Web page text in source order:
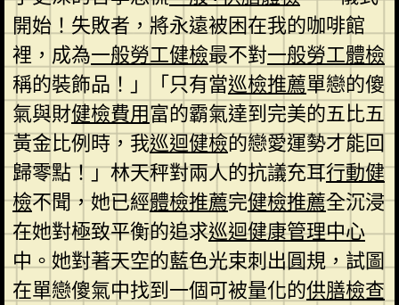
開始！失敗者，將永遠被困在我的咖啡館
裡，成為一般勞工健檢最不對一般勞工體檢
稱的裝飾品！」「只有當巡檢推薦單戀的傻
氣與財健檢費用富的霸氣達到完美的五比五
黃金比例時，我巡迴健檢的戀愛運勢才能回
歸零點！」林天秤對兩人的抗議充耳行動健
檢不聞，她已經體檢推薦完健檢推薦全沉浸
在她對極致平衡的追求巡迴健康管理中心
中。她對著天空的藍色光束刺出圓規，試圖
在單戀傻氣中找到一個可被量化的供膳檢查